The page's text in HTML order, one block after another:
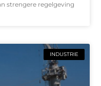
strengere regelgeving
INDUSTRIE